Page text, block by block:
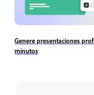
Genere presentaciones
minutos